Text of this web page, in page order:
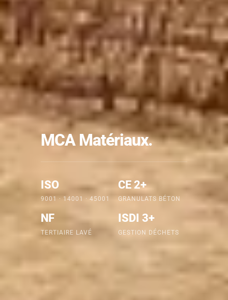
MCA Matériaux.
ISO
9001 · 14001 · 45001
CE 2+
GRANULATS BÉTON
NF
TERTIAIRE LAVÉ
ISDI 3+
GESTION DÉCHETS